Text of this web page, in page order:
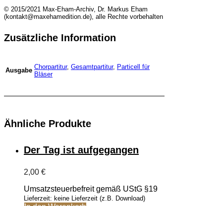
© 2015/2021 Max-Eham-Archiv, Dr. Markus Eham
(kontakt@maxehamedition.de), alle Rechte vorbehalten
Zusätzliche Information
Ausgabe Chorpartitur, Gesamtpartitur, Particell für
Bläser
Ähnliche Produkte
Der Tag ist aufgegangen
2,00 €
Umsatzsteuerbefreit gemäß UStG §19
Lieferzeit: keine Lieferzeit (z.B. Download)